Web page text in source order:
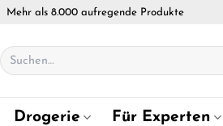
Mehr als 8.000 aufregende Produkte
Suchen
nach:
Drogerie Für Experten